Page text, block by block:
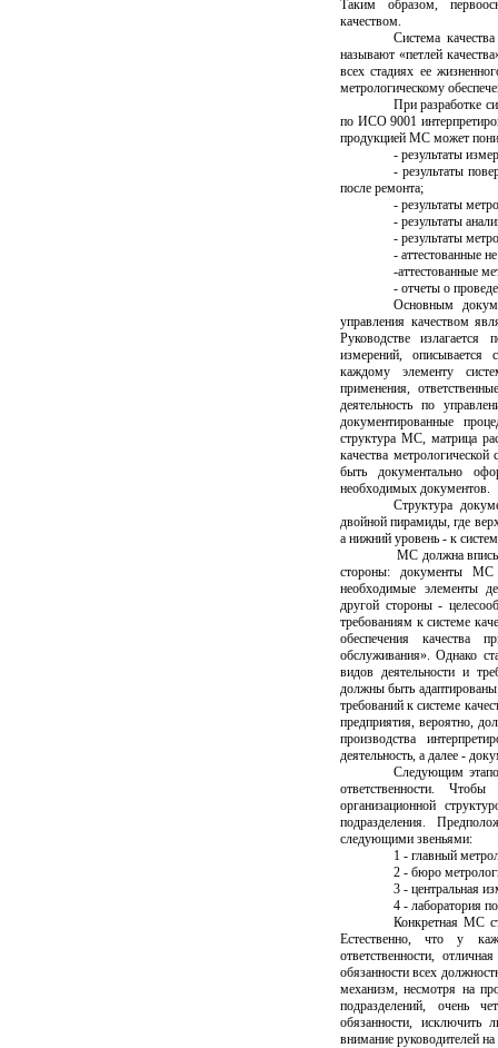
Таким образом,
качеством.
Система
называют «петлей
всех стадиях ее
метрологическому
При разработке
по ИСО 9001
продукцией МС может
- результаты
- результаты
после ремонта;
- результаты
- результаты
- результаты
- аттестованные
-аттестованные
- отчеты о
Основным
управления качеством
Руководстве излагается
измерений, описывается
каждому элементу
применения,
деятельность по
документированные
структура МС, матрица
качества
быть документально
необходимых документов.
Структура
двойной пирамиды, где
а нижний уровень - к
МС должна
стороны: документы МС
необходимые элементы
другой стороны -
требованиям к системе
обеспечения качества
обслуживания». Однако
видов деятельности и
должны быть
требований к системе
предприятия, вероятно,
производства
деятельность, а далее -
Следующим
ответственности.
организационной
подразделения.
следующими звеньями:
1 - главный
2 - бюро
3 - центральная
4 - лаборатория
Конкретная МС
Естественно, что у
ответственности,
обязанности всех
механизм, несмотря на
подразделений, очень
обязанности, исключить
внимание руководителей на